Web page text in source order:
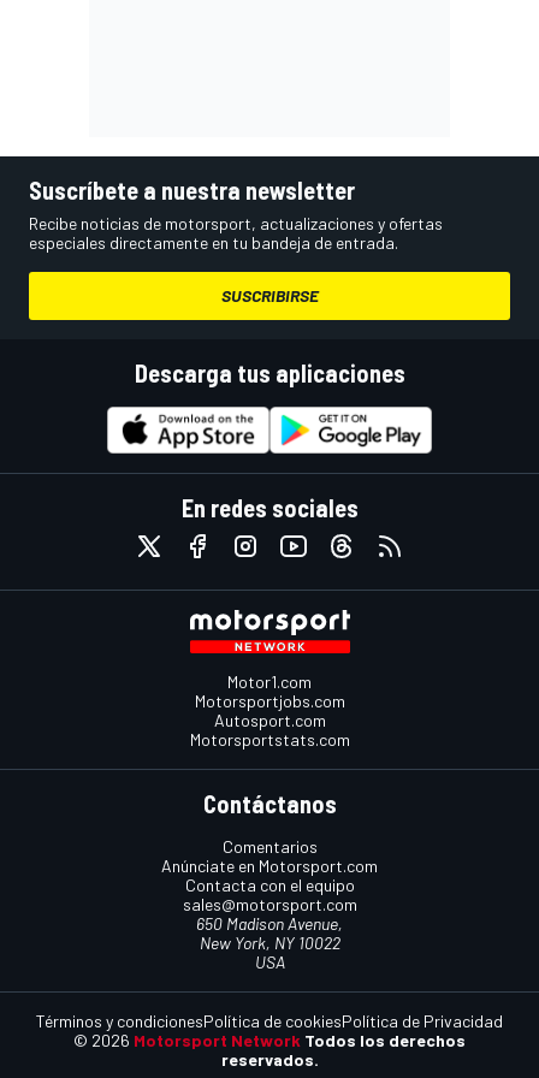
Suscríbete a nuestra newsletter
Recibe noticias de motorsport, actualizaciones y ofertas
especiales directamente en tu bandeja de entrada.
SUSCRIBIRSE
Descarga tus aplicaciones
En redes sociales
Motor1.com
Motorsportjobs.com
Autosport.com
Motorsportstats.com
Contáctanos
Comentarios
Anúnciate en Motorsport.com
Contacta con el equipo
sales@motorsport.com
650 Madison Avenue,
New York, NY 10022
USA
© 2026 Motorsport Network Todos los derechos
reservados.
Términos y condicionesPolítica de cookiesPolítica de Privacidad